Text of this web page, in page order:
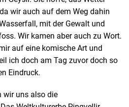
wir auch auf dem Weg dahin
mit der Gewalt und
Wir kamen aber auch zu Wort.
auf eine komische Art und
ich doch am Tag zuvor doch so
Eindruck.
wir uns also die